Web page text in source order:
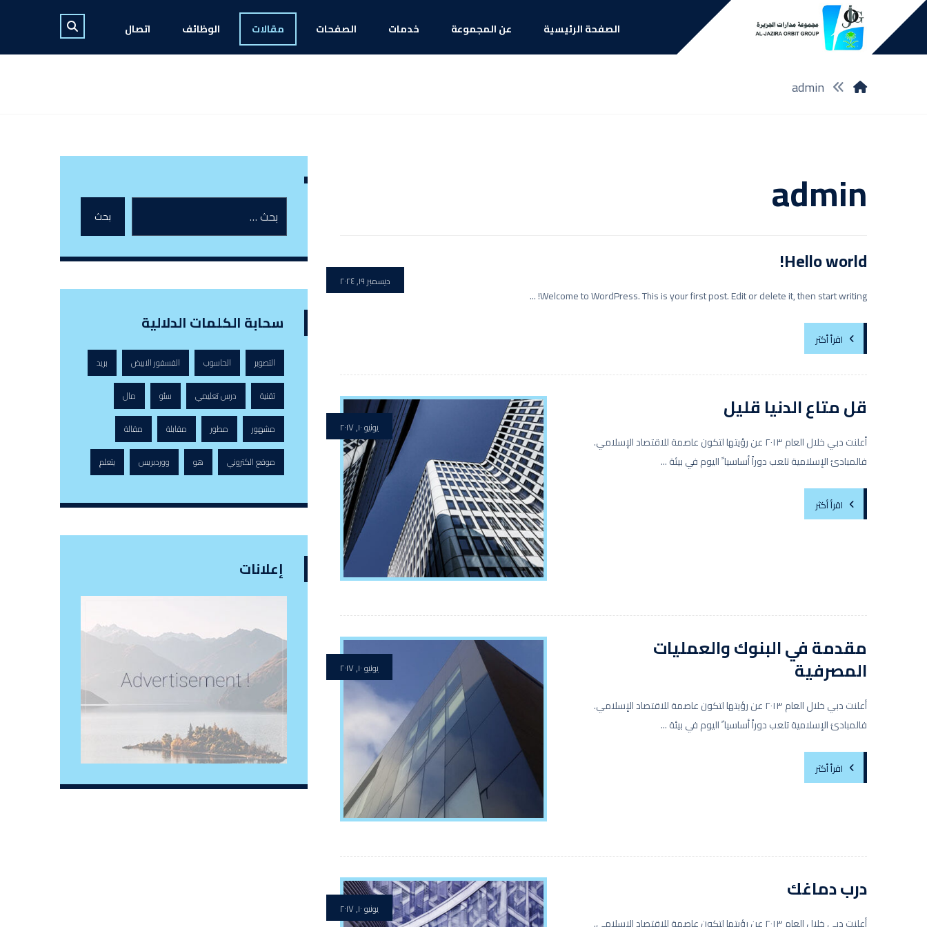
الصفحة الرئيسية عن المجموعة خدمات الصفحات مقالات الوظائف اتصال
admin
admin
Hello world!
ديسمبر ١٩, ٢٠٢٤
Welcome to WordPress. This is your first post. Edit or delete it, then start writing! ...
اقرأ أكثر
قل متاع الدنيا قليل
يونيو ١٠, ٢٠١٧
أعلنت دبي خلال العام ٢٠١٣ عن رؤيتها لتكون عاصمة للاقتصاد الإسلامي.
فالمبادئ الإسلامية تلعب دوراً أساسيا ً اليوم في بيئة ...
اقرأ أكثر
مقدمة في البنوك والعمليات
المصرفية يونيو ١٠, ٢٠١٧
أعلنت دبي خلال العام ٢٠١٣ عن رؤيتها لتكون عاصمة للاقتصاد الإسلامي.
فالمبادئ الإسلامية تلعب دوراً أساسيا ً اليوم في بيئة ...
اقرأ أكثر
درب دماغك
يونيو ١٠, ٢٠١٧
أعلنت دبي خلال العام ٢٠١٣ عن رؤيتها لتكون عاصمة للاقتصاد الإسلامي.
بحث
سحابة الكلمات الدلالية
التصوير الحاسوب الفسفور الابيض بريد
تقنية درس تعليمي سئو مال
مشهور مطور مقابلة مقالة
موقع الكتروني هو ووردبريس يتعلم
إعلانات